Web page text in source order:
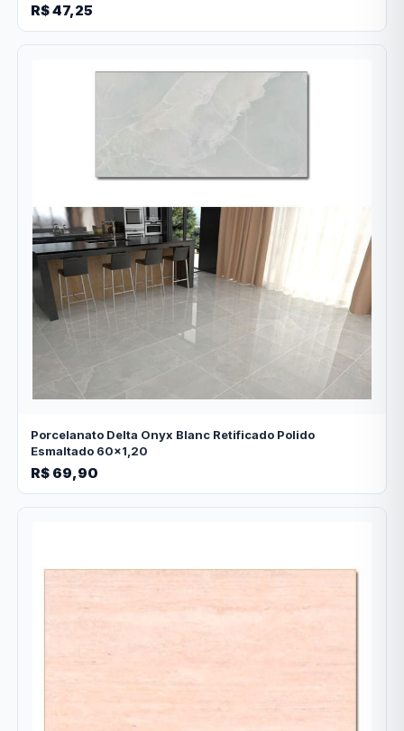
R$ 47,25
Porcelanato Delta Onyx Blanc Retificado Polido
Esmaltado 60x1,20
R$ 69,90